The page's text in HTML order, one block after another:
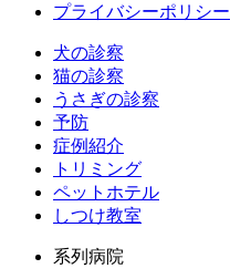
プライバシーポリシー
犬の診察
猫の診察
うさぎの診察
予防
症例紹介
トリミング
ペットホテル
しつけ教室
系列病院